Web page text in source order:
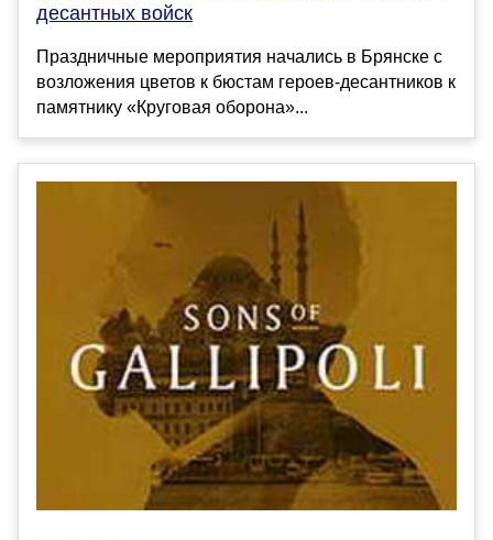
десантных войск
Праздничные мероприятия начались в Брянске с
возложения цветов к бюстам героев-десантников к
памятнику «Круговая оборона»...